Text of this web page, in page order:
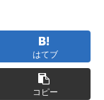
はてブ
コピー